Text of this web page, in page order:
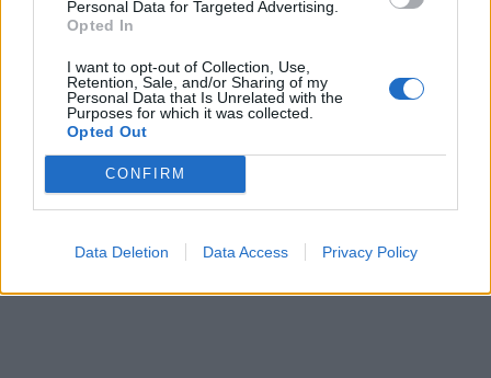
Personal Data for Targeted Advertising.
Opted In
I want to opt-out of Collection, Use,
Retention, Sale, and/or Sharing of my
Personal Data that Is Unrelated with the
Purposes for which it was collected.
Opted Out
CONFIRM
Data Deletion Data Access Privacy Policy
K. Χατζηδάκης: 10 νέες
δράσεις για στήριξη των
λιγνιτικών περιοχών τους
επόμενους μήνες
08/07/2026 - 16:17
Κεραμέως με Σύλλογο
ΑΞ.Ι.Α. για συντάξεις
αποκαθιστούμε κοινωνικές
08/07/2026 - 16:58